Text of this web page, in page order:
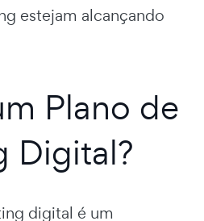
estejam alcançando
Plano de
Digital?
digital é um